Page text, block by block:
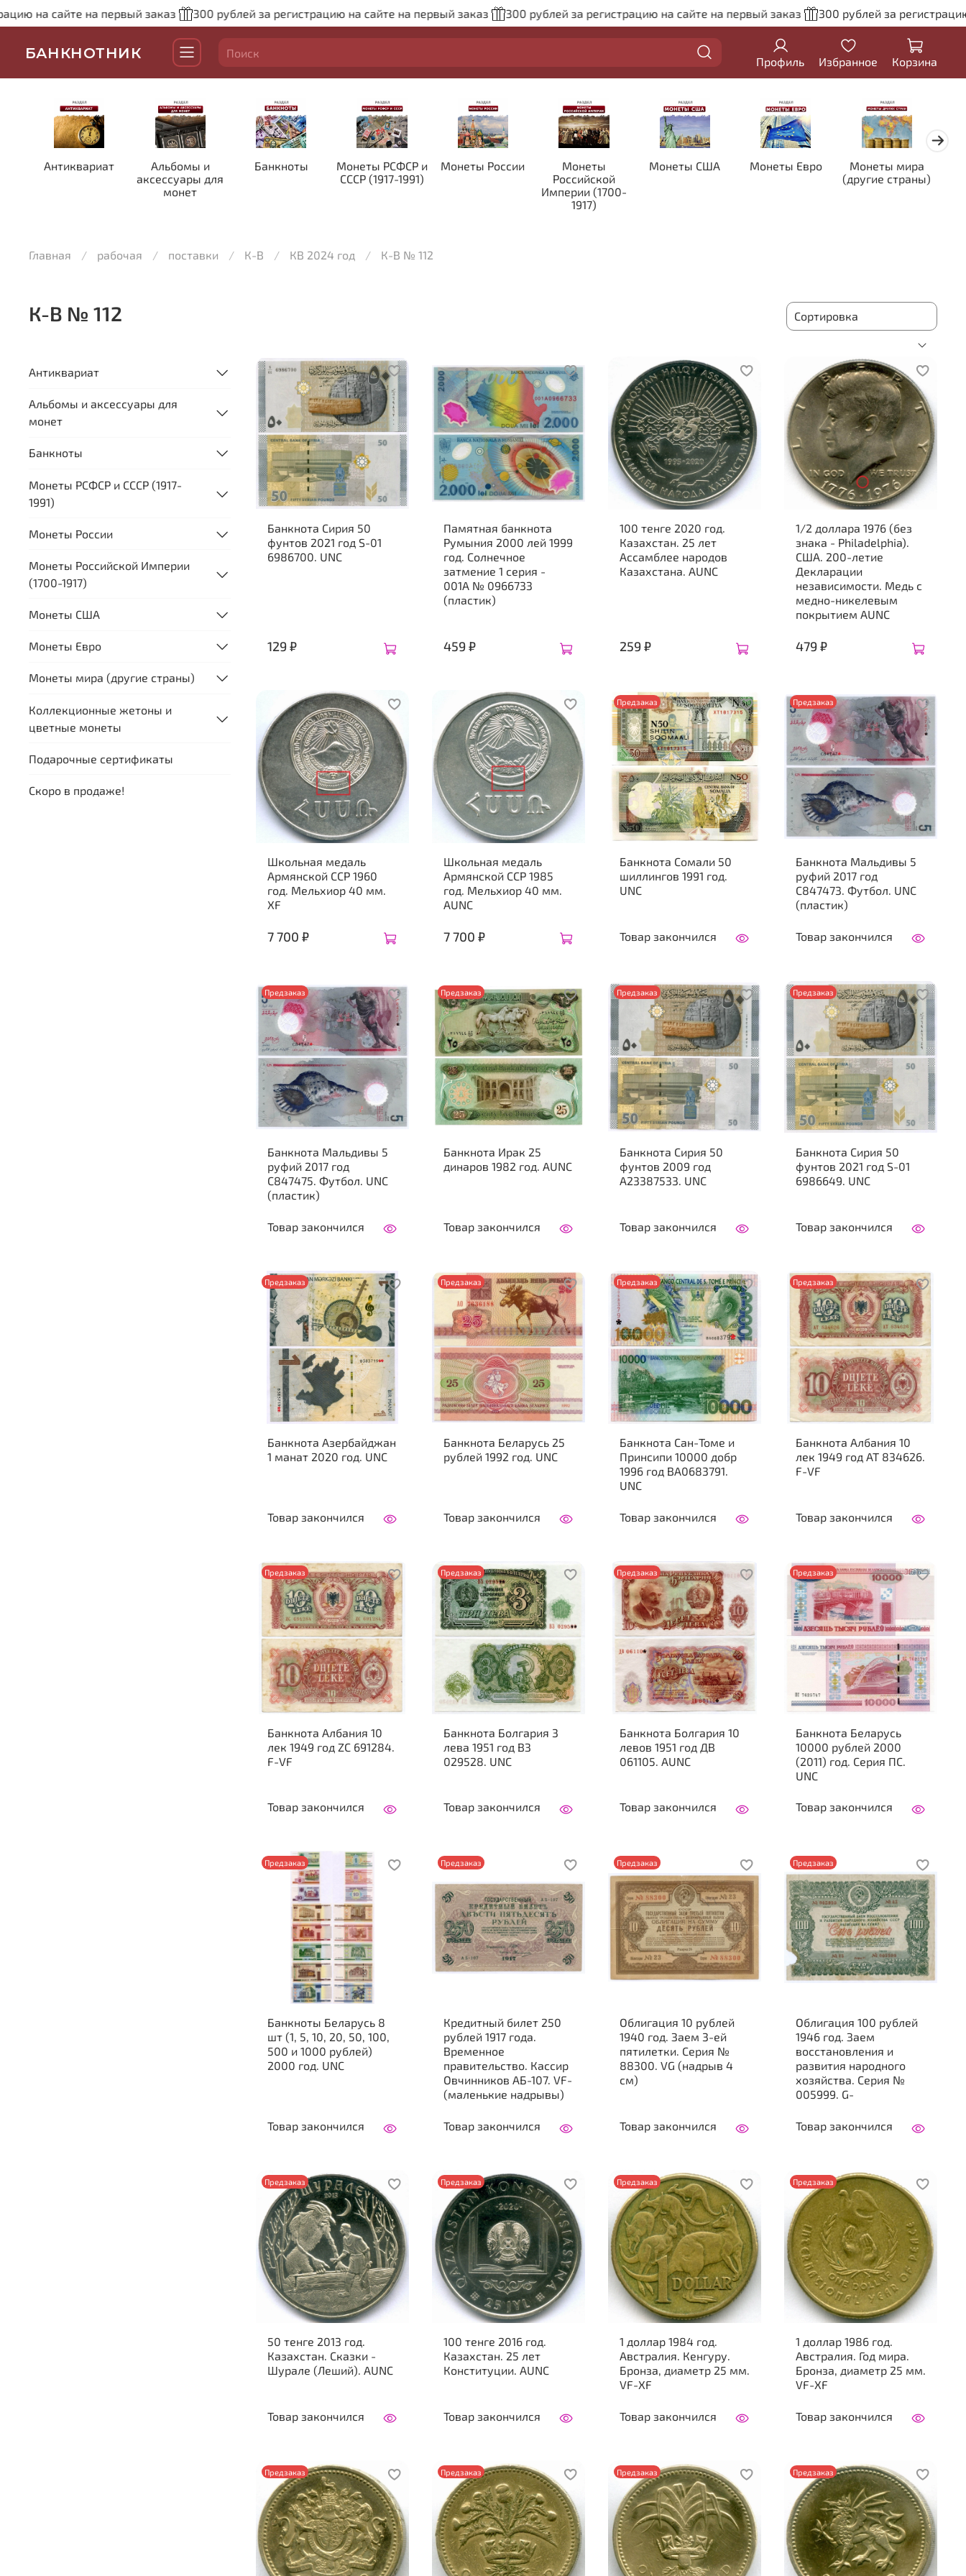
сайте на первый заказ 300 рублей за регистрацию на сайте на первый заказ 300 рублей за регистрацию на сайте на первый заказ 300 рублей за регистрацию на
БАНКНОТНИК
Профиль Избранное Корзина
Антиквариат
Альбомы и
аксессуары для
монет
Банкноты
Монеты РСФСР и
СССР (1917-1991)
Монеты России
Монеты
Российской
Империи (1700-
1917)
Монеты США Монеты Евро
Монеты мира
(другие страны)
Главная рабочая поставки К-В КВ 2024 год К-В № 112
К-В № 112
Банкнота Сирия 50
фунтов 2021 год S-01
6986700. UNC
129 ₽
Памятная банкнота
Румыния 2000 лей 1999
год. Солнечное
затмение 1 серия -
001A № 0966733
(пластик)
459 ₽
100 тенге 2020 год.
Казахстан. 25 лет
Ассамблее народов
Казахстана. AUNC
259 ₽
1/2 доллара 1976 (без
знака - Philadelphia).
США. 200-летие
Декларации
независимости. Медь с
медно-никелевым
покрытием AUNC
479 ₽
Школьная медаль
Армянской ССР 1960
год. Мельхиор 40 мм.
XF
7 700 ₽
Школьная медаль
Армянской ССР 1985
год. Мельхиор 40 мм.
AUNC
7 700 ₽
Предзаказ
Банкнота Сомали 50
шиллингов 1991 год.
UNC
Товар закончился
Предзаказ
Банкнота Мальдивы 5
руфий 2017 год
C847473. Футбол. UNC
(пластик)
Товар закончился
Предзаказ
Банкнота Мальдивы 5
руфий 2017 год
C847475. Футбол. UNC
(пластик)
Товар закончился
Предзаказ
Банкнота Ирак 25
динаров 1982 год. AUNC
Товар закончился
Предзаказ
Банкнота Сирия 50
фунтов 2009 год
A23387533. UNC
Товар закончился
Предзаказ
Банкнота Сирия 50
фунтов 2021 год S-01
6986649. UNC
Товар закончился
Предзаказ
Банкнота Азербайджан
1 манат 2020 год. UNC
Товар закончился
Предзаказ
Банкнота Беларусь 25
рублей 1992 год. UNC
Товар закончился
Предзаказ
Банкнота Сан-Томе и
Принсипи 10000 добр
1996 год BA0683791.
UNC
Товар закончился
Предзаказ
Банкнота Албания 10
лек 1949 год AT 834626.
F-VF
Товар закончился
Предзаказ
Банкнота Албания 10
лек 1949 год ZC 691284.
F-VF
Товар закончился
Предзаказ
Банкнота Болгария 3
лева 1951 год ВЗ
029528. UNC
Товар закончился
Предзаказ
Банкнота Болгария 10
левов 1951 год ДВ
061105. AUNC
Товар закончился
Предзаказ
Банкнота Беларусь
10000 рублей 2000
(2011) год. Серия ПС.
UNC
Товар закончился
Предзаказ
Банкноты Беларусь 8
шт (1, 5, 10, 20, 50, 100,
500 и 1000 рублей)
2000 год. UNC
Товар закончился
Предзаказ
Кредитный билет 250
рублей 1917 года.
Временное
правительство. Кассир
Овчинников АБ-107. VF-
(маленькие надрывы)
Товар закончился
Предзаказ
Облигация 10 рублей
1940 год. Заем 3-ей
пятилетки. Серия №
88300. VG (надрыв 4
см)
Товар закончился
Предзаказ
Облигация 100 рублей
1946 год. Заем
восстановления и
развития народного
хозяйства. Серия №
005999. G-
Товар закончился
Предзаказ
50 тенге 2013 год.
Казахстан. Сказки -
Шурале (Леший). AUNC
Товар закончился
Предзаказ
100 тенге 2016 год.
Казахстан. 25 лет
Конституции. AUNC
Товар закончился
Предзаказ
1 доллар 1984 год.
Австралия. Кенгуру.
Бронза, диаметр 25 мм.
VF-XF
Товар закончился
Предзаказ
1 доллар 1986 год.
Австралия. Год мира.
Бронза, диаметр 25 мм.
VF-XF
Товар закончился
Предзаказ Предзаказ Предзаказ Предзаказ
Антиквариат
Альбомы и аксессуары для
монет
Банкноты
Монеты РСФСР и СССР (1917-
1991)
Монеты России
Монеты Российской Империи
(1700-1917)
Монеты США
Монеты Евро
Монеты мира (другие страны)
Коллекционные жетоны и
цветные монеты
Подарочные сертификаты
Скоро в продаже!